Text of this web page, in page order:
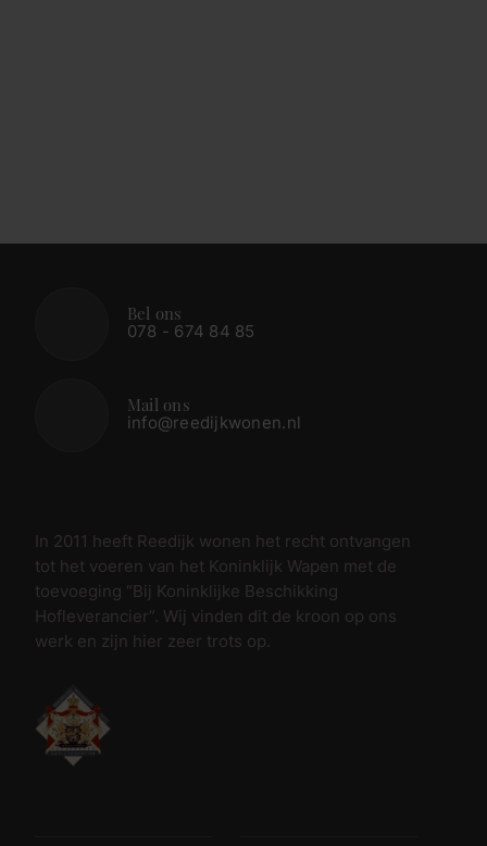
Bel ons
078 - 674 84 85
Mail ons
info@reedijkwonen.nl
In 2011 heeft Reedijk wonen het recht ontvangen
tot het voeren van het Koninklijk Wapen met de
toevoeging “Bij Koninklijke Beschikking
Hofleverancier”. Wij vinden dit de kroon op ons
werk en zijn hier zeer trots op.